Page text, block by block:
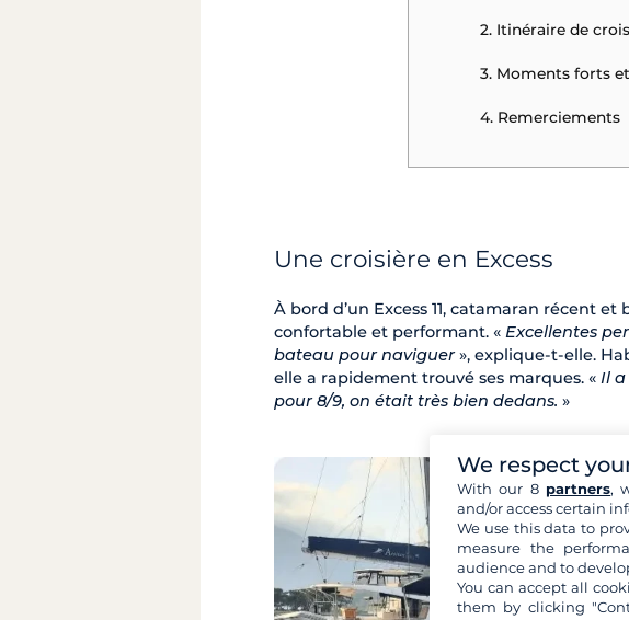
2. Itinéraire de
3. Moments forts
4. Remerciements
Une croisière en Excess
À bord d’un Excess 11, catamaran récent
confortable et performant. « Excellentes
bateau pour naviguer», explique-t-elle.
elle a rapidement trouvé ses marques. « Il a
pour 8/9, on était très bien dedans. »
We respect
With our 8 partners,
and/or access certain
We use this data to
measure the
audience and to
You can accept all
them by clicking